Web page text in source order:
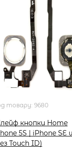
товару: 9680
кнопки Home
5S | iPhone SE
Touch ID)